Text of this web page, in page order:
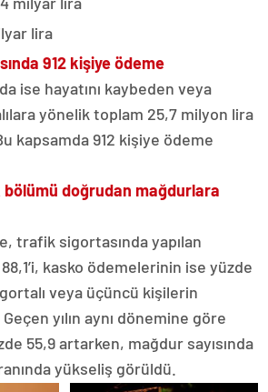
lira
912 kişiye ödeme
ise hayatını kaybeden veya
yönelik toplam 25,7 milyon lira
kapsamda 912 kişiye ödeme
doğrudan mağdurlara
trafik sigortasında yapılan
kasko ödemelerinin ise yüzde
veya üçüncü kişilerin
Geçen yılın aynı dönemine göre
55,9 artarken, mağdur sayısında
yükseliş görüldü.